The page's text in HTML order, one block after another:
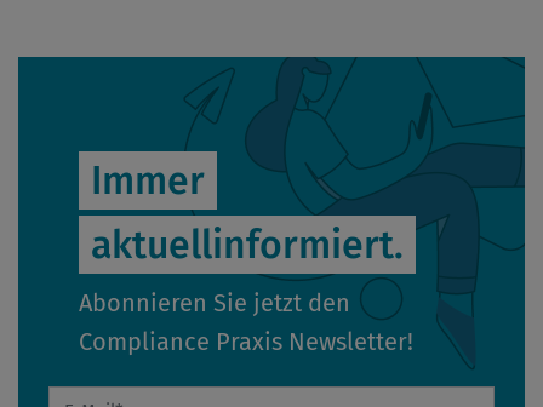
Immer
aktuellinformiert.
Abonnieren Sie jetzt den
Compliance Praxis Newsletter!
E-Mail